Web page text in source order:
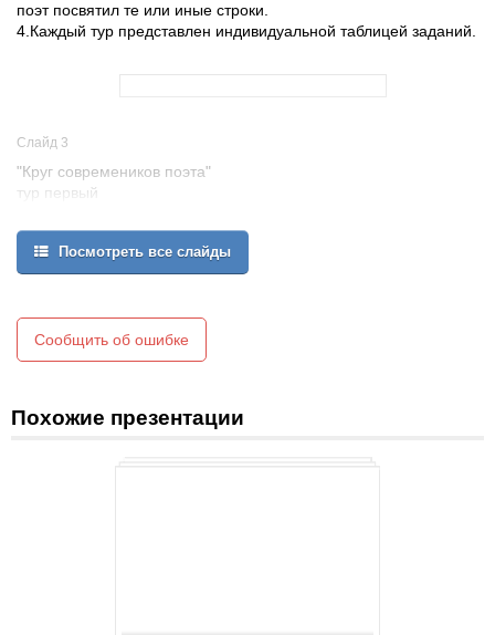
поэт посвятил те или иные строки.
4.Каждый тур представлен индивидуальной таблицей заданий.
Слайд 3
"Круг современиков поэта"
тур первый
Посмотреть все слайды
Сообщить об ошибке
Похожие презентации